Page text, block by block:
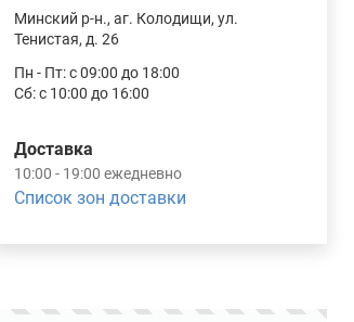
Минский р-н., аг. Колодищи, ул.
Тенистая, д. 26
Пн - Пт: с 09:00 до 18:00
Сб: с 10:00 до 16:00
Доставка
10:00 - 19:00 ежедневно
Список зон доставки